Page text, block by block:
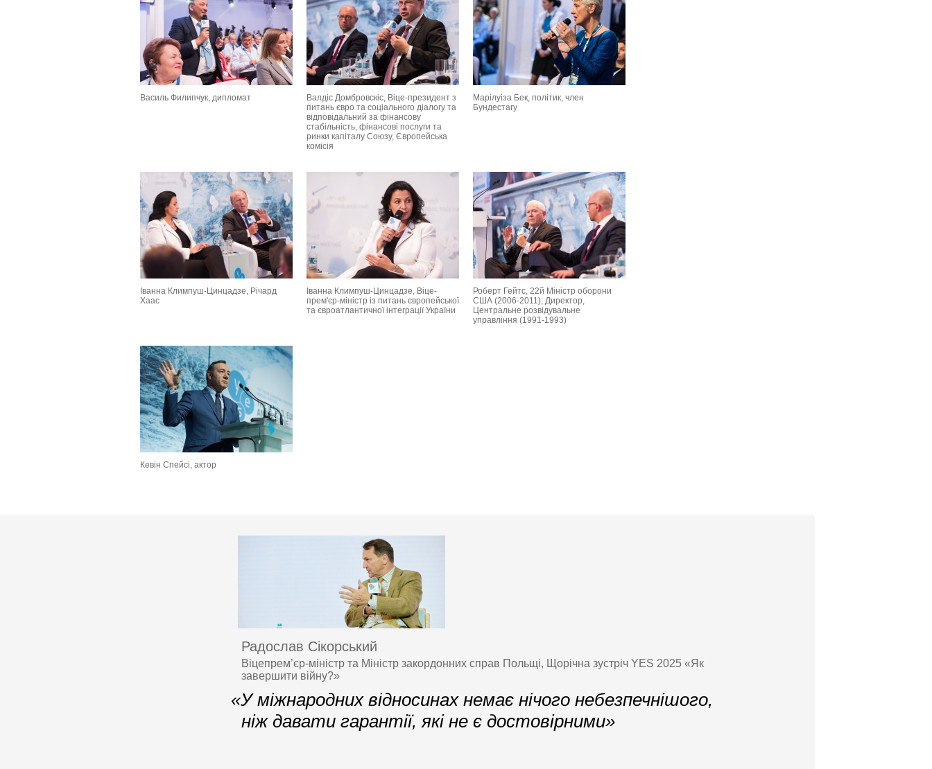
Василь Филипчук, дипломат
Валдіс Домбровскіс, Віце-президент з
питань євро та соціального діалогу та
відповідальний за фінансову
стабільність, фінансові послуги та
ринки капіталу Союзу, Європейська
комісія
Марілуіза Бек, політик, член
Бундестагу
Іванна Климпуш-Цинцадзе, Річард
Хаас
Іванна Климпуш-Цинцадзе, Віце-
прем'єр-міністр із питань європейської
та євроатлантичної інтеграції України
Роберт Гейтс, 22й Міністр оборони
США (2006-2011); Директор,
Центральне розвідувальне
управління (1991-1993)
Кевін Спейсі, актор
Радослав Сікорський
Віцепрем’єр-міністр та Міністр закордонних справ Польщі, Щорічна зустріч YES 2025 «Як
завершити війну?»
«У міжнародних відносинах немає нічого небезпечнішого,
ніж давати гарантії, які не є достовірними»